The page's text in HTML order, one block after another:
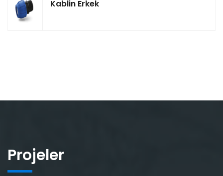
Kablin Erkek
Projeler